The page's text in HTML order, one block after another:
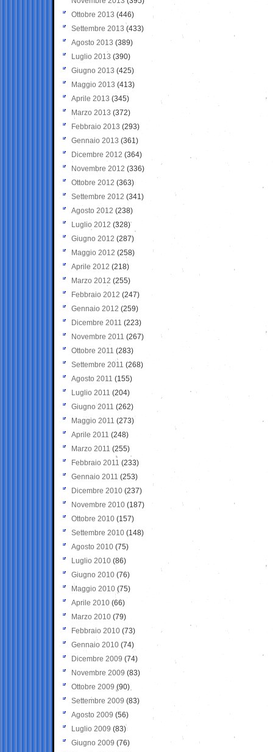
Ottobre 2013 (446)
Settembre 2013 (433)
Agosto 2013 (389)
Luglio 2013 (390)
Giugno 2013 (425)
Maggio 2013 (413)
Aprile 2013 (345)
Marzo 2013 (372)
Febbraio 2013 (293)
Gennaio 2013 (361)
Dicembre 2012 (364)
Novembre 2012 (336)
Ottobre 2012 (363)
Settembre 2012 (341)
Agosto 2012 (238)
Luglio 2012 (328)
Giugno 2012 (287)
Maggio 2012 (258)
Aprile 2012 (218)
Marzo 2012 (255)
Febbraio 2012 (247)
Gennaio 2012 (259)
Dicembre 2011 (223)
Novembre 2011 (267)
Ottobre 2011 (283)
Settembre 2011 (268)
Agosto 2011 (155)
Luglio 2011 (204)
Giugno 2011 (262)
Maggio 2011 (273)
Aprile 2011 (248)
Marzo 2011 (255)
Febbraio 2011 (233)
Gennaio 2011 (253)
Dicembre 2010 (237)
Novembre 2010 (187)
Ottobre 2010 (157)
Settembre 2010 (148)
Agosto 2010 (75)
Luglio 2010 (86)
Giugno 2010 (76)
Maggio 2010 (75)
Aprile 2010 (66)
Marzo 2010 (79)
Febbraio 2010 (73)
Gennaio 2010 (74)
Dicembre 2009 (74)
Novembre 2009 (83)
Ottobre 2009 (90)
Settembre 2009 (83)
Agosto 2009 (56)
Luglio 2009 (83)
Giugno 2009 (76)